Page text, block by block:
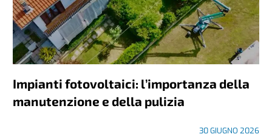
Impianti fotovoltaici: l’importanza della
manutenzione e della pulizia
30 GIUGNO 2026